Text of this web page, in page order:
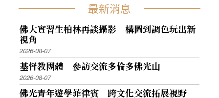
最新消息
佛大實習生柏林再談攝影 構圖到調色玩出新
視角
2026-08-07
基督教團體 參訪交流多倫多佛光山
2026-08-07
佛光青年遊學菲律賓 跨文化交流拓展視野